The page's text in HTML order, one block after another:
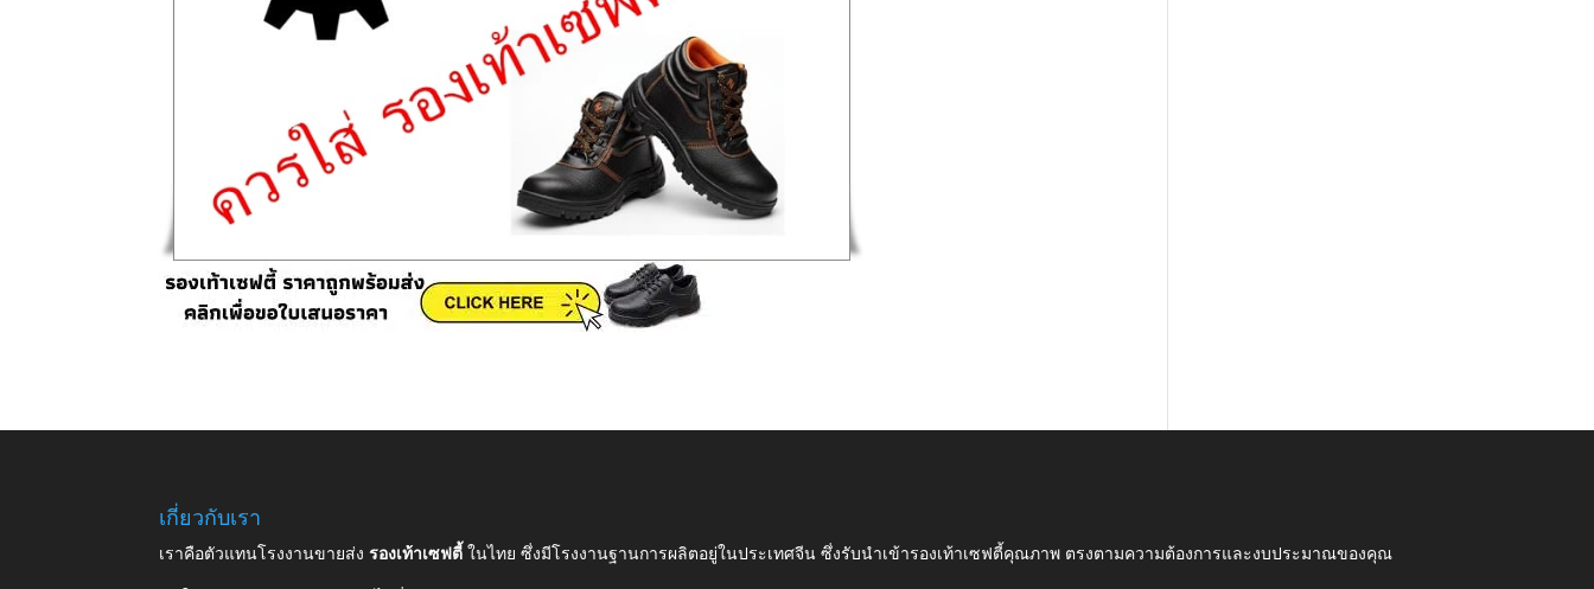
เกี่ยวกับเรา
เราคือตัวแทนโรงงานขายส่งรองเท้าเซฟตี้ในไทย ซึ่งมีโรงงานฐานการผลิตอยู่ในประเทศจีน ซึ่งรับนำเข้ารองเท้าเซฟตี้คุณภาพ ตรงตามความต้องการและงบประมาณของคุณ